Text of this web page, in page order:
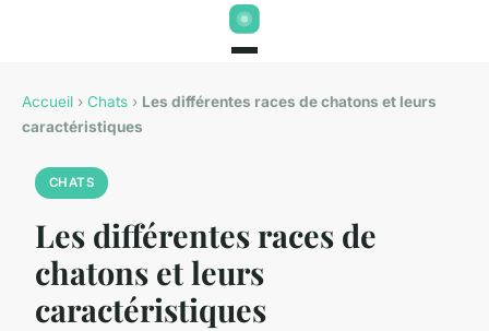
Accueil › Chats › Les différentes races de chatons et leurs
caractéristiques
CHATS
Les différentes races de
chatons et leurs
caractéristiques